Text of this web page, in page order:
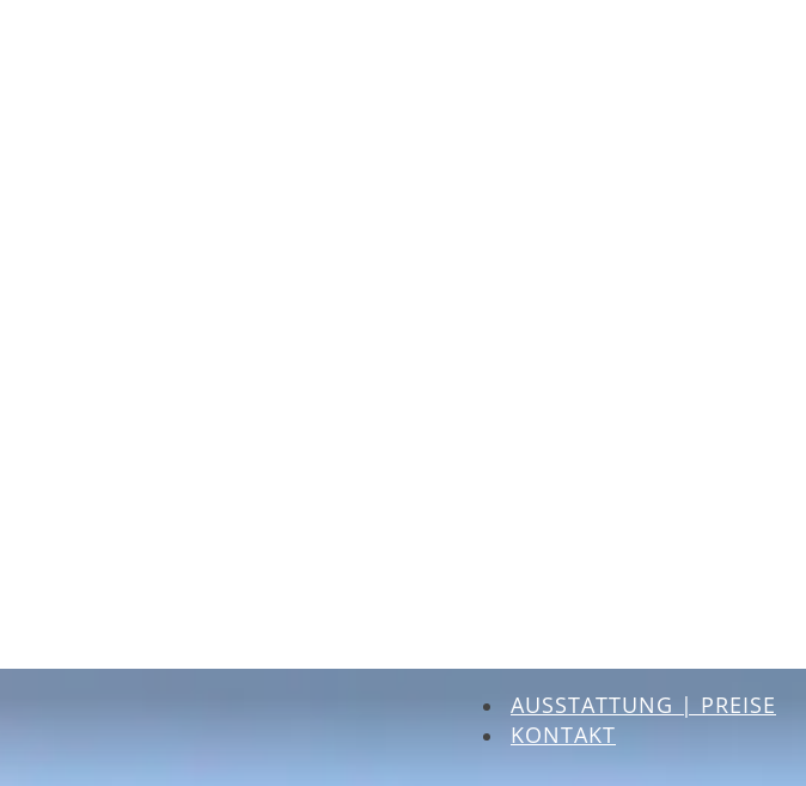
AUSSTATTUNG | PREISE
KONTAKT